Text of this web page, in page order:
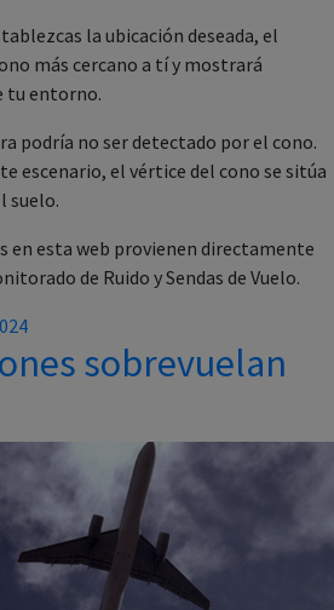
la ubicación deseada, el
más cercano a tí y mostrará
tu entorno.
podría no ser detectado por el cono.
escenario, el vértice del cono se sitúa
suelo.
en esta web provienen directamente
de Ruido y Sendas de Vuelo.
sobrevuelan